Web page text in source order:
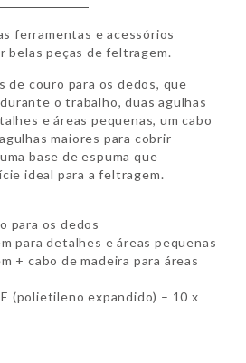
ferramentas e acessórios
belas peças de feltragem.
couro para os dedos, que
o trabalho, duas agulhas
e áreas pequenas, um cabo
maiores para cobrir
base de espuma que
ideal para a feltragem.
para os dedos
para detalhes e áreas pequenas
+ cabo de madeira para áreas
(polietileno expandido) – 10 x